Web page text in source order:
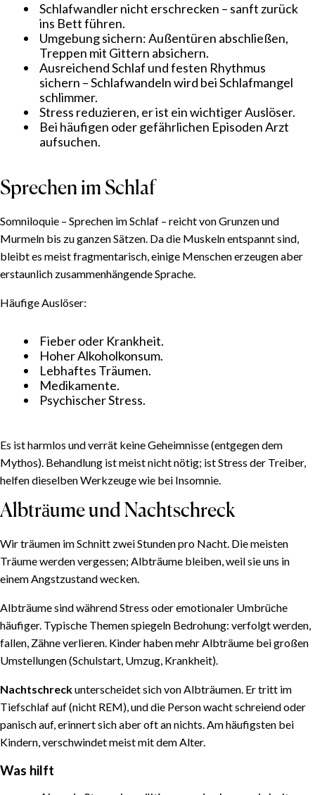
Schlafwandler nicht erschrecken – sanft zurück
ins Bett führen.
Umgebung sichern: Außentüren abschließen,
Treppen mit Gittern absichern.
Ausreichend Schlaf und festen Rhythmus
sichern – Schlafwandeln wird bei Schlafmangel
schlimmer.
Stress reduzieren, er ist ein wichtiger Auslöser.
Bei häufigen oder gefährlichen Episoden Arzt
aufsuchen.
Sprechen im Schlaf
Somniloquie – Sprechen im Schlaf – reicht von Grunzen und
Murmeln bis zu ganzen Sätzen. Da die Muskeln entspannt sind,
bleibt es meist fragmentarisch, einige Menschen erzeugen aber
erstaunlich zusammenhängende Sprache.
Häufige Auslöser:
Fieber oder Krankheit.
Hoher Alkoholkonsum.
Lebhaftes Träumen.
Medikamente.
Psychischer Stress.
Es ist harmlos und verrät keine Geheimnisse (entgegen dem
Mythos). Behandlung ist meist nicht nötig; ist Stress der Treiber,
helfen dieselben Werkzeuge wie bei Insomnie.
Albträume und Nachtschreck
Wir träumen im Schnitt zwei Stunden pro Nacht. Die meisten
Träume werden vergessen; Albträume bleiben, weil sie uns in
einem Angstzustand wecken.
Albträume sind während Stress oder emotionaler Umbrüche
häufiger. Typische Themen spiegeln Bedrohung: verfolgt werden,
fallen, Zähne verlieren. Kinder haben mehr Albträume bei großen
Umstellungen (Schulstart, Umzug, Krankheit).
Nachtschreckunterscheidet sich von Albträumen. Er tritt im
Tiefschlaf auf (nicht REM), und die Person wacht schreiend oder
panisch auf, erinnert sich aber oft an nichts. Am häufigsten bei
Kindern, verschwindet meist mit dem Alter.
Was hilft
Wann professionelle Hilfe